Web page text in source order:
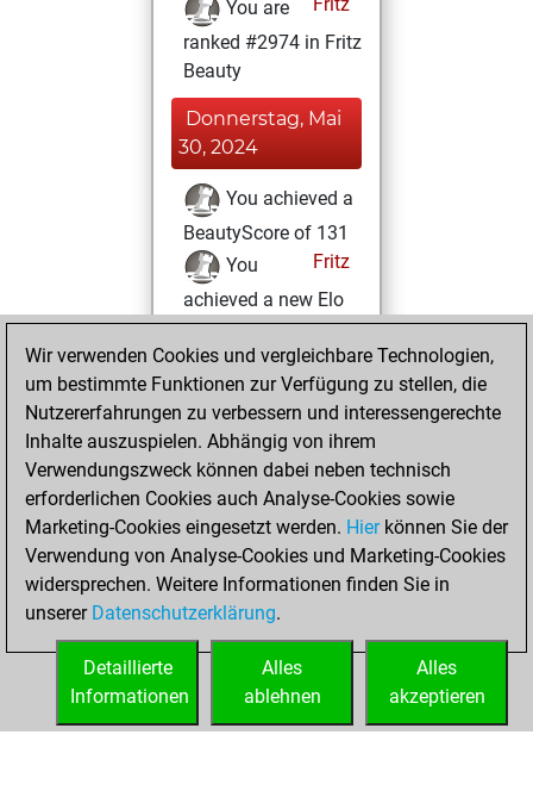
You are
ranked #2974 in Fritz
Beauty
Donnerstag, Mai
30, 2024
You achieved a
BeautyScore of 131
Fritz
You
achieved a new Elo
of 1601
Samstag, Februar
10, 2024
You won
against Fritz
Fritz
Freitag, Oktober
13, 2023
You created
your Fritz account
Wir verwenden Cookies und vergleichbare Technologien,
um bestimmte Funktionen zur Verfügung zu stellen, die
Nutzererfahrungen zu verbessern und interessengerechte
Inhalte auszuspielen. Abhängig von ihrem
Verwendungszweck können dabei neben technisch
erforderlichen Cookies auch Analyse-Cookies sowie
Marketing-Cookies eingesetzt werden. Hierkönnen Sie der
Verwendung von Analyse-Cookies und Marketing-Cookies
widersprechen. Weitere Informationen finden Sie in
unserer Datenschutzerklärung.
Alles
akzeptieren
Alles
ablehnen
Detaillierte
Informationen